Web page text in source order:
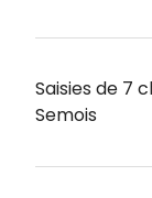
Saisies de 7
Semois